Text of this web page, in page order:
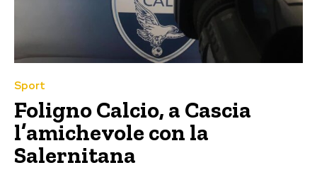
Sport
Foligno Calcio, a Cascia
l’amichevole con la
Salernitana